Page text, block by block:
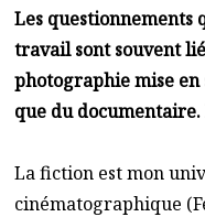
Les questionnements
travail sont souvent
photographie mise
que du
La fiction est mon
cinématographique